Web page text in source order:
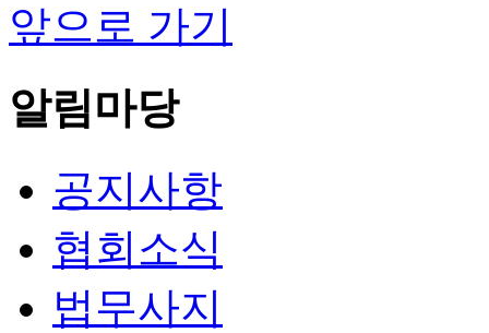
앞으로 가기
알림마당
공지사항
협회소식
법무사지